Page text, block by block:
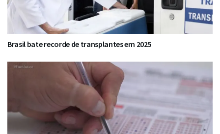
Brasil bate recorde de transplantes em 2025